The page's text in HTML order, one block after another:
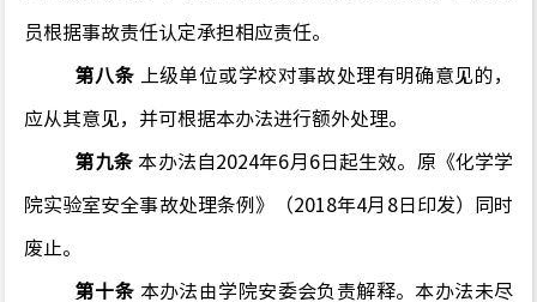
员根据事故责任认定承担相应责任。
第八条 上级单位或学校对事故处理有明确意见的，
应从其意见，并可根据本办法进行额外处理。
第九条 本办法自2024年6月6日起生效。原《化学学
院实验室安全事故处理条例》（2018年4月8日印发）同时
废止。
第十条 本办法由学院安委会负责解释。本办法未尽